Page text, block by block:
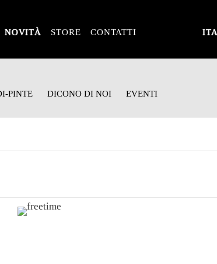
NOVITÀ STORE CONTATTI ITA
PINTE DICONO DI NOI EVENTI